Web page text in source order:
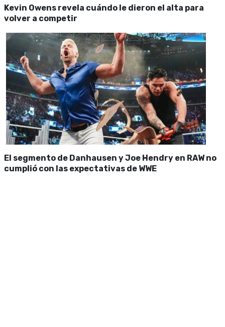
Kevin Owens revela cuándo le dieron el alta para
volver a competir
El segmento de Danhausen y Joe Hendry en RAW no
cumplió con las expectativas de WWE